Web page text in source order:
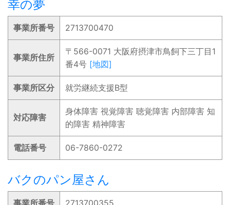
幸の夢
事業所番号 2713700470
事業所住所
〒566-0071 大阪府摂津市鳥飼下三丁目1
番4号 [地図]
事業所区分 就労継続支援B型
対応障害
身体障害 視覚障害 聴覚障害 内部障害 知
的障害 精神障害
電話番号 06-7860-0272
バクのパン屋さん